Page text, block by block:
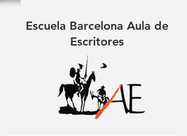
Escuela Barcelona Aula de
Escritores